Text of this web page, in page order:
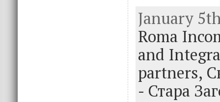
e
b
o
o
k
it
te
r
k
e
dI
n
January
Roma
and
partners,
- Стара